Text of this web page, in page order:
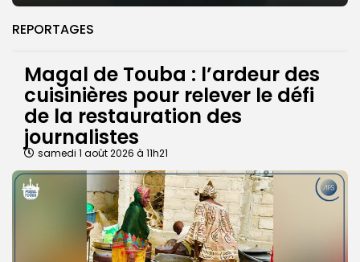
REPORTAGES
Magal de Touba : l’ardeur des
cuisinières pour relever le défi
de la restauration des
journalistes
samedi 1 août 2026 à 11h21